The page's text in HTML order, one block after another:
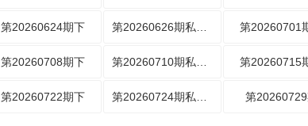
第20260624期下 第20260701
第20260708期下 第20260715
第20260722期下 第